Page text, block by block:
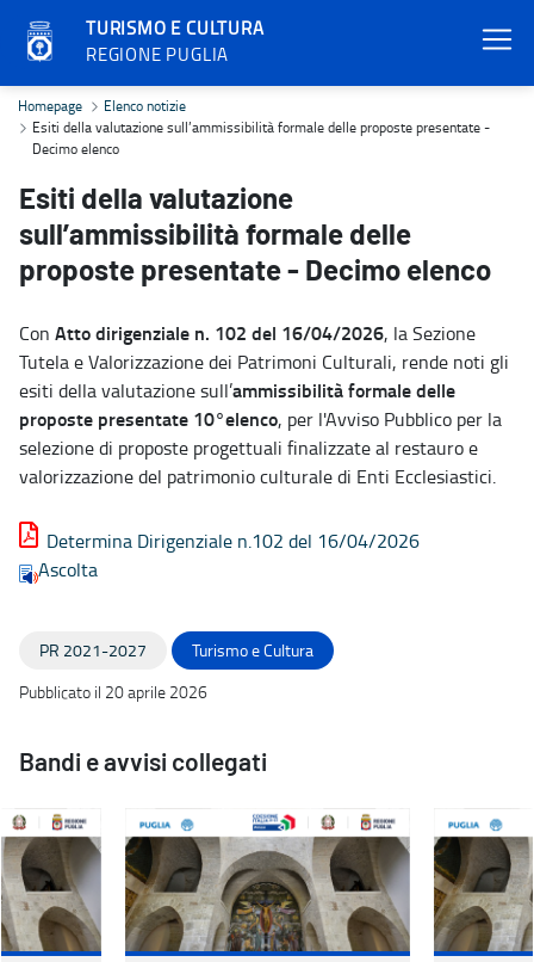
TURISMO E CULTURA
REGIONE PUGLIA
Esiti della valutazione sull’ammissibilità formale delle proposte
Homepage
Elenco notizie
Esiti della valutazione sull’ammissibilità formale delle proposte presentate -
Decimo elenco
Esiti della valutazione
sull’ammissibilità formale delle
proposte presentate - Decimo elenco
Con Atto dirigenziale n. 102 del 16/04/2026, la Sezione
Tutela e Valorizzazione dei Patrimoni Culturali, rende noti gli
esiti della valutazione sull’ammissibilità formale delle
proposte presentate 10°elenco, per l'Avviso Pubblico per la
selezione di proposte progettuali finalizzate al restauro e
valorizzazione del patrimonio culturale di Enti Ecclesiastici.
Determina Dirigenziale n.102 del 16/04/2026
Ascolta
PR 2021-2027
Turismo e Cultura
Pubblicato il 20 aprile 2026
Bandi e avvisi collegati